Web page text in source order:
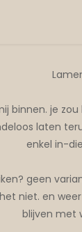
binnen. je
laten
enkel in-
geen
niet. en
blijven met